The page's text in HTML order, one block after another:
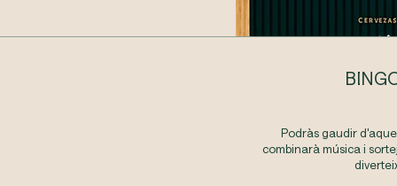
Podràs gaudir
combinarà música i